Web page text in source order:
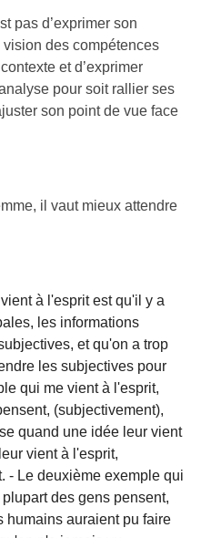
pas d’exprimer son
vision des compétences
et d’exprimer
pour soit rallier ses
son point de vue face
il vaut mieux attendre
à l'esprit est qu'il y a
les informations
et qu'on a trop
les subjectives pour
qui me vient à l'esprit,
(subjectivement),
quand une idée leur vient
vient à l'esprit,
- Le deuxième exemple qui
des gens pensent,
humains auraient pu faire